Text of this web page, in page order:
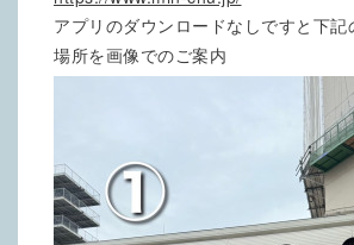
アプリのダウンロードなしですと下記
場所を画像でのご案内